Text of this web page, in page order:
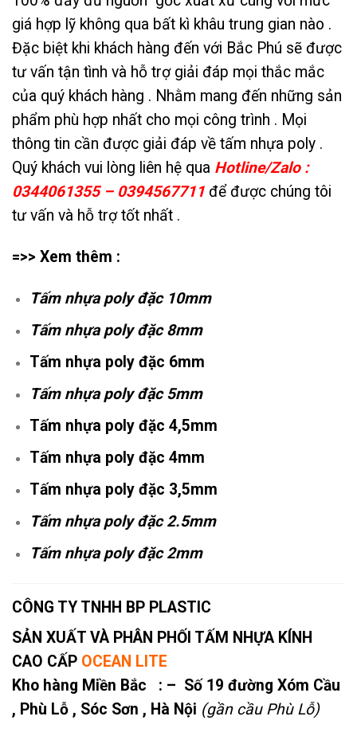
giá hợp lỹ không qua bất kì khâu trung gian nào .
Đặc biệt khi khách hàng đến với Bắc Phú sẽ được
tư vấn tận tình và hỗ trợ giải đáp mọi thắc mắc
của quý khách hàng . Nhằm mang đến những sản
phẩm phù hợp nhất cho mọi công trình . Mọi
thông tin cần được giải đáp về tấm nhựa poly .
Quý khách vui lòng liên hệ qua Hotline/Zalo :
0344061355 – 0394567711 để được chúng tôi
tư vấn và hỗ trợ tốt nhất .
=>> Xem thêm :
Tấm nhựa poly đặc 10mm
Tấm nhựa poly đặc 8mm
Tấm nhựa poly đặc 6mm
Tấm nhựa poly đặc 5mm
Tấm nhựa poly đặc 4,5mm
Tấm nhựa poly đặc 4mm
Tấm nhựa poly đặc 3,5mm
Tấm nhựa poly đặc 2.5mm
Tấm nhựa poly đặc 2mm
CÔNG TY TNHH BP PLASTIC
SẢN XUẤT VÀ PHÂN PHỐI TẤM NHỰA KÍNH
CAO CẤP OCEAN LITE
Kho hàng Miền Bắc : – Số 19 đường Xóm Cầu
, Phù Lỗ , Sóc Sơn , Hà Nội (gần cầu Phù Lỗ)